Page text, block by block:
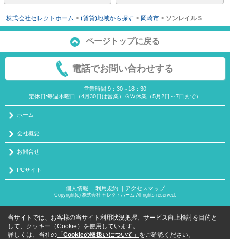
株式会社セレクトホーム > (賃貸)地域から探す > 岡崎市 > ソンレイルＳ
ページトップに戻る
電話でお問い合わせする
営業時間:9：30～18：30
定休日:毎週木曜日（4月30日は営業）ＧＷ休業（5月2日～7日まで）
ホーム
会社概要
お問合せ
PCサイト
個人情報 利用規約｜ アクセスマップ
Copyright(c) 株式会社 セレクトホーム All rights reserved.
当サイトでは、お客様の当サイト利用状況把握、サービス向上検討を目的と
して、クッキー（Cookie）を使用しています。
詳しくは、当社の 「Cookieの取扱いについて」 をご確認ください。